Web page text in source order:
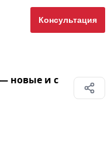
Консультация
новые и с